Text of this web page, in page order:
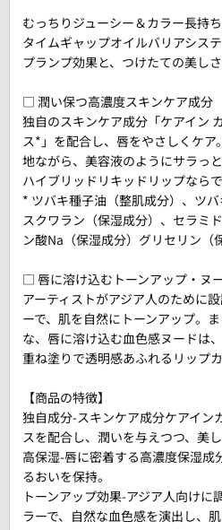
むっちりジューシー＆カラー長持
タイムギャップオイルバリアシス
プランプ効果と、つけたての美し
□ 潤い保つ高濃度スキンケア成分
独自のスキンケア成分「ケアイン
ス*」を配合し、唇をやさしくケ
地ながら、美容液のようにサラっ
ハイブリッドリキッドリップならで
* ツバキ種子油（整肌成分）、ツバ
スクワラン（保湿成分）、セラミ
ン酸Na（保湿成分）グリセリン（
□ 唇に溶け込むトーンアップ・ヌ
アーティストがアジア人のために
ーで、肌を自然にトーンアップ。
な、唇に溶け込む血色感ヌードは
重ね塗りで透明感あふれるリップカ
【商品の特徴】
独自成分-スキンケア成分ケアイン
スを配合し、潤いを与えつつ、美し
高保湿-唇に密着する高濃度保湿成
るおいを保持。
トーンアップ効果-アジア人向けに
ラーで、自然な血色感を演出し、